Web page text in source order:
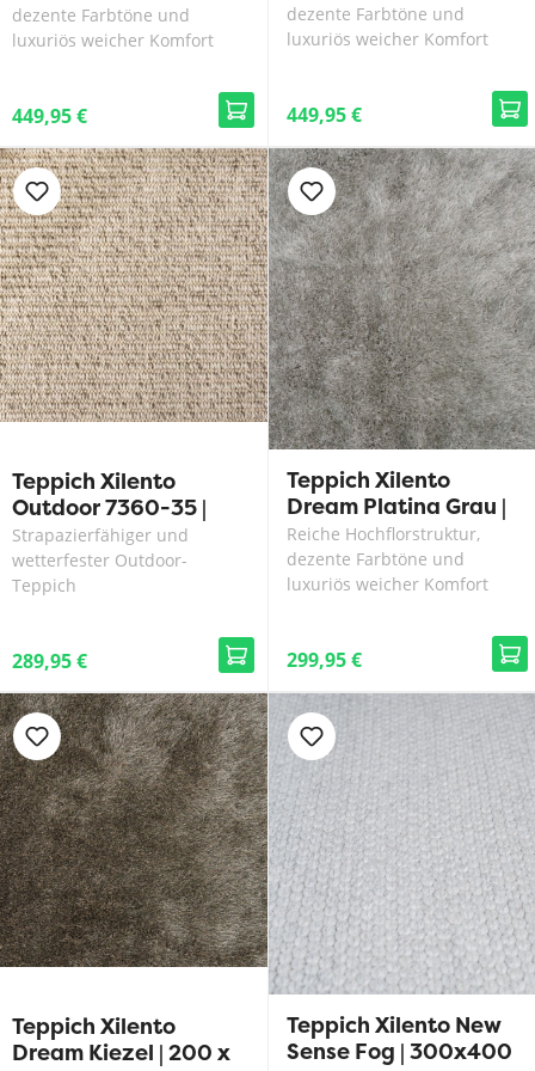
dezente Farbtöne und
luxuriös weicher Komfort
449,95 €
dezente Farbtöne und
luxuriös weicher Komfort
449,95 €
Teppich Xilento
Outdoor 7360-35 |
200 x 300 cm
Strapazierfähiger und
wetterfester Outdoor-
Teppich
289,95 €
Teppich Xilento
Dream Platina Grau |
170 x 230 cm
Reiche Hochflorstruktur,
dezente Farbtöne und
luxuriös weicher Komfort
299,95 €
Teppich Xilento
Dream Kiezel | 200 x
Teppich Xilento New
Sense Fog | 300x400